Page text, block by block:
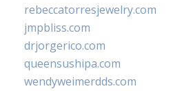
rebeccatorresjewelry.com
jmpbliss.com
drjorgerico.com
queensushipa.com
wendyweimerdds.com